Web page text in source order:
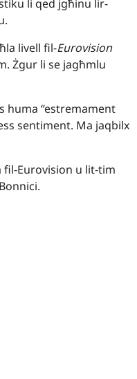
li qed jgħinu lir-
livell fil-Eurovision
Żgur li se jagħmlu
huma “estremament
sentiment. Ma jaqbilx
fil-Eurovision u lit-tim